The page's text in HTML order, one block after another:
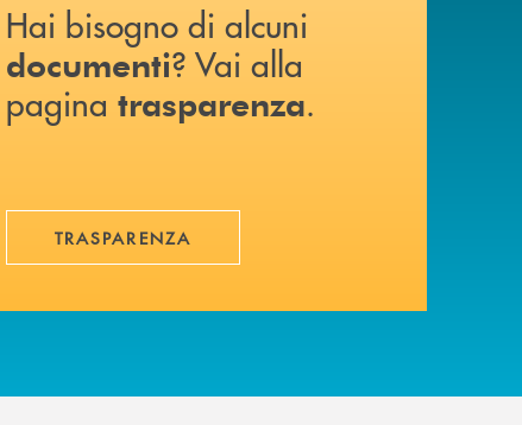
Hai bisogno di alcuni
documenti? Vai alla
pagina trasparenza.
TRASPARENZA